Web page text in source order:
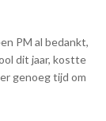
PM al bedankt,
dit jaar, kostte
genoeg tijd om